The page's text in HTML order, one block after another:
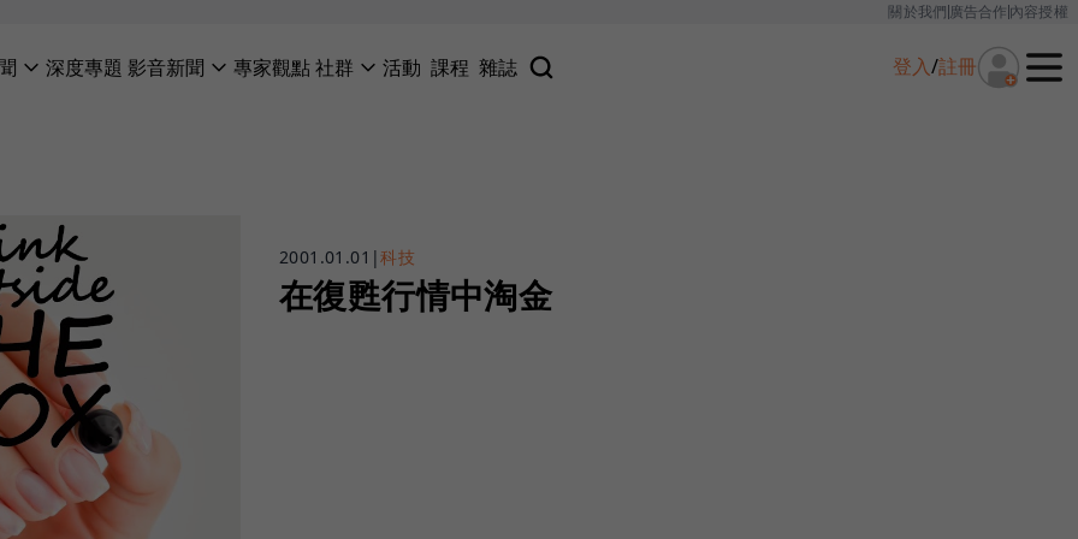
關於我們廣告合作內容授權
深度專題 影音新聞 專家觀點社群 活動 課程 雜誌 登入/註冊
2001.01.01 |科技
在復甦行情中淘金